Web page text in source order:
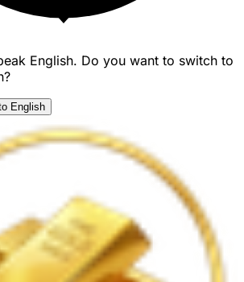
English. Do you want to switch to
English